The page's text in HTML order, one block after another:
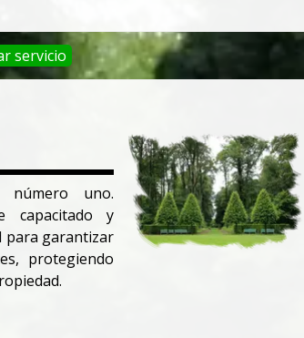
servicio
número uno.
capacitado y
para garantizar
protegiendo